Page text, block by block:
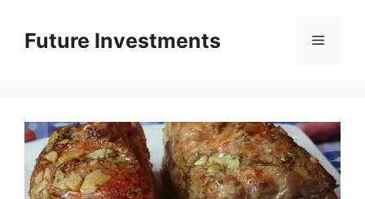
вмістуFuture Investments Меню